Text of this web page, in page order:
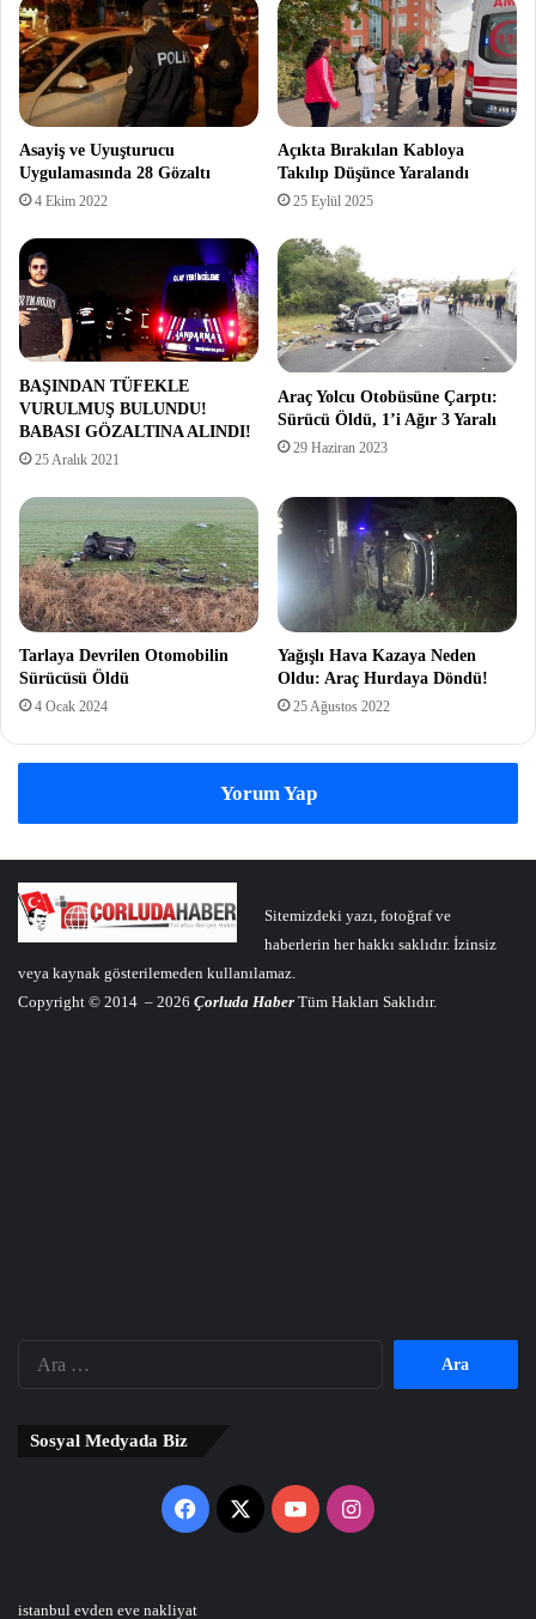
Asayiş ve Uyuşturucu
Uygulamasında 28 Gözaltı
4 Ekim 2022
Açıkta Bırakılan Kabloya
Takılıp Düşünce Yaralandı
25 Eylül 2025
BAŞINDAN TÜFEKLE
VURULMUŞ BULUNDU!
BABASI GÖZALTINA ALINDI!
25 Aralık 2021
Araç Yolcu Otobüsüne Çarptı:
Sürücü Öldü, 1’i Ağır 3 Yaralı
29 Haziran 2023
Tarlaya Devrilen Otomobilin
Sürücüsü Öldü
4 Ocak 2024
Yağışlı Hava Kazaya Neden
Oldu: Araç Hurdaya Döndü!
25 Ağustos 2022
Yorum Yap
Sitemizdeki yazı, fotoğraf ve
haberlerin her hakkı saklıdır. İzinsiz
veya kaynak gösterilemeden kullanılamaz.
Copyright © 2014 – 2026 Çorluda Haber Tüm Hakları Saklıdır.
Sosyal Medyada Biz
Facebook
X YouTubeInstagram
istanbul evden eve nakliyat